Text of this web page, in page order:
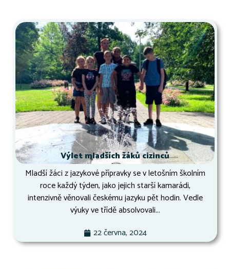
Výlet mladších žáků cizinců
Mladší žáci z jazykové přípravky se v letošním školním
roce každý týden, jako jejich starší kamarádi,
intenzivně věnovali českému jazyku pět hodin. Vedle
výuky ve třídě absolvovali...
22 června, 2024